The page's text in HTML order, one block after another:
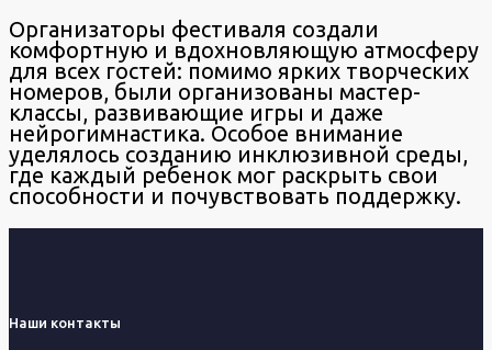
Организаторы фестиваля создали
комфортную и вдохновляющую атмосферу
для всех гостей: помимо ярких творческих
номеров, были организованы мастер-
классы, развивающие игры и даже
нейрогимнастика. Особое внимание
уделялось созданию инклюзивной среды,
где каждый ребенок мог раскрыть свои
способности и почувствовать поддержку.
Наши контакты